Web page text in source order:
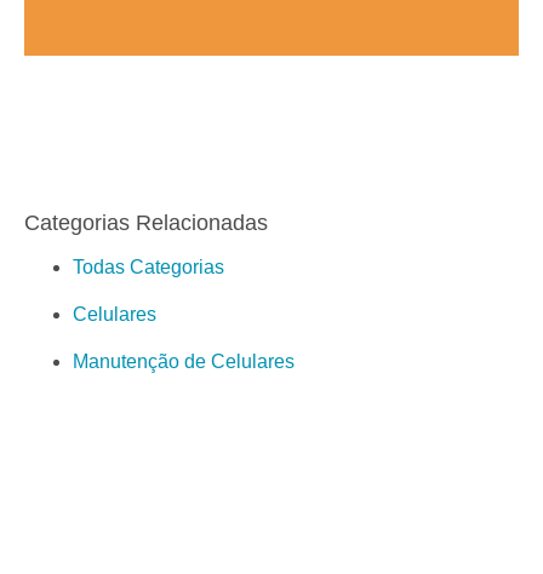
Categorias Relacionadas
Todas Categorias
Celulares
Manutenção de Celulares